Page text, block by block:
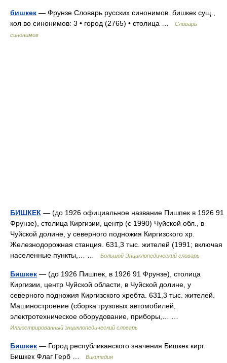
бишкек — Фрунзе Словарь русских синонимов. бишкек сущ.,
кол во синонимов: 3 • город (2765) • столица …
Словарь
синонимов
БИШКЕК — (до 1926 официальное название Пишпек в 1926 91
Фрунзе), столица Киргизии, центр (с 1990) Чуйской обл., в
Чуйской долине, у северного подножия Киргизского хр.
Железнодорожная станция. 631,3 тыс. жителей (1991; включая
населенные пункты,… …
Большой Энциклопедический словарь
Бишкек — (до 1926 Пишпек, в 1926 91 Фрунзе), столица
Киргизии, центр Чуйской области, в Чуйской долине, у
северного подножия Киргизского хребта. 631,3 тыс. жителей.
Машиностроение (сборка грузовых автомобилей,
электротехническое оборудование, приборы,… …
Иллюстрированный энциклопедический словарь
Бишкек — Город республиканского значения Бишкек кирг.
Бишкек Флаг Герб …
Википедия